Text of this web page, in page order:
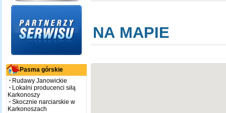
Pasma górskie
Rudawy Janowickie
Lokalni producenci siłą
Karkonoszy
Skocznie narciarskie w
Karkonoszach
NA MAPIE